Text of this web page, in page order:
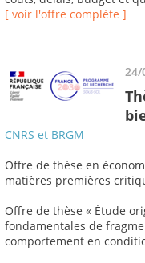
[ voir l'offre complète ]
24/
CNRS et BRGM
Offre de thèse en
matières premières
Offre de thèse « Étude
fondamentales de
comportement en